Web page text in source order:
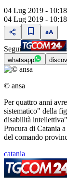
04 Lug 2019 - 10:18
04 Lug 2019 - 10:18
Segui
whatsapp
© ansa
Per quattro anni
sistematico" della
disabilità
Procura di Catania
del comando
catania